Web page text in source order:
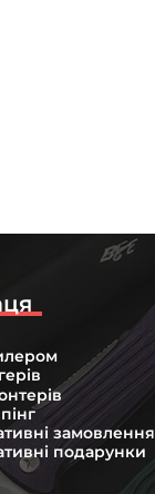
замовлення
подарунки